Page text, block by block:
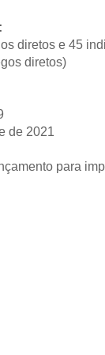
diretos e 45
diretos)
de 2021
para